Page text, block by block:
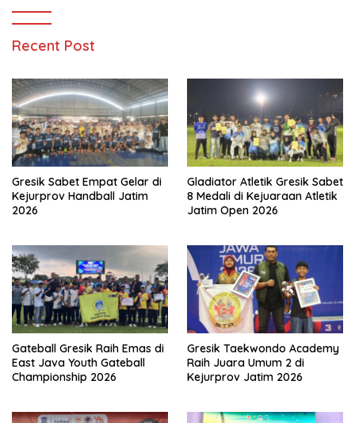
Recent Post
Gresik Sabet Empat Gelar di
Kejurprov Handball Jatim
2026
Gladiator Atletik Gresik Sabet
8 Medali di Kejuaraan Atletik
Jatim Open 2026
Gateball Gresik Raih Emas di
East Java Youth Gateball
Championship 2026
Gresik Taekwondo Academy
Raih Juara Umum 2 di
Kejurprov Jatim 2026